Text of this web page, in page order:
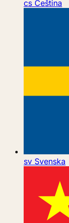
cs Čeština
sv Svenska